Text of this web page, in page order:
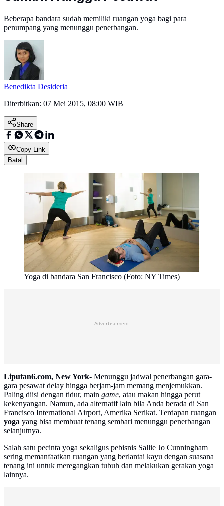
Beberapa bandara sudah memiliki ruangan yoga bagi para
penumpang yang menunggu penerbangan.
Benedikta Desideria
Diterbitkan: 07 Mei 2015, 08:00 WIB
Share
Copy Link
Batal
Yoga di bandara San Francisco (Foto: NY Times)
Advertisement
Liputan6.com, New York- Menunggu jadwal penerbangan gara-
gara pesawat delay hingga berjam-jam memang menjemukkan.
Paling diisi dengan tidur, main game, atau makan hingga perut
kekenyangan. Namun, ada alternatif lain bila Anda berada di San
Francisco International Airport, Amerika Serikat. Terdapan ruangan
yoga yang bisa membuat tenang sembari menunggu penerbangan
selanjutnya.
Salah satu pecinta yoga sekaligus pebisnis Sallie Jo Cunningham
sering memanfaatkan ruangan yang berlantai kayu dengan suasana
tenang ini untuk meregangkan tubuh dan melakukan gerakan yoga
lainnya.